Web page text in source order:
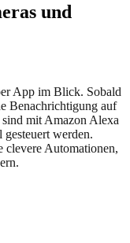
und
App im Blick. Sobald
Benachrichtigung auf
mit Amazon Alexa
werden.
clevere Automationen,